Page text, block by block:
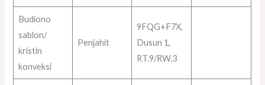
Budiono
sablon/
kristin
konveksi
Penjahit
9FQG+F7X,
Dusun 1,
RT.9/RW.3